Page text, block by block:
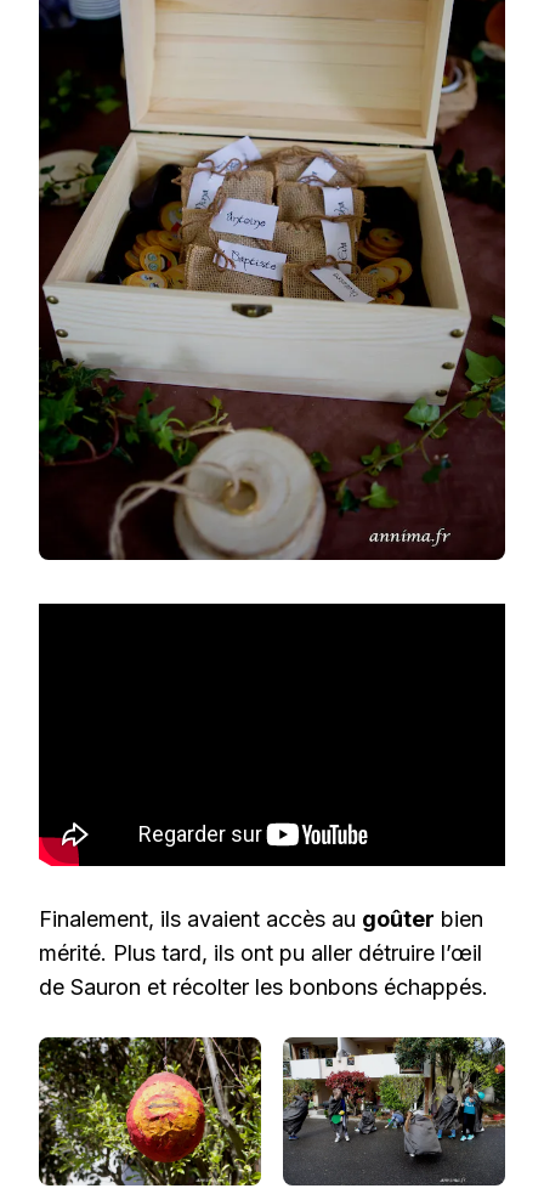
Finalement, ils avaient accès au goûter bien
mérité. Plus tard, ils ont pu aller détruire l’œil
de Sauron et récolter les bonbons échappés.